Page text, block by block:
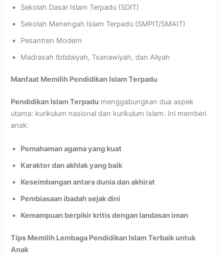
Sekolah Dasar Islam Terpadu (SDIT)
Sekolah Menengah Islam Terpadu (SMPIT/SMAIT)
Pesantren Modern
Madrasah Ibtidaiyah, Tsanawiyah, dan Aliyah
Manfaat Memilih Pendidikan Islam Terpadu
Pendidikan Islam Terpadu menggabungkan dua aspek
utama: kurikulum nasional dan kurikulum Islam. Ini memberi
anak:
Pemahaman agama yang kuat
Karakter dan akhlak yang baik
Keseimbangan antara dunia dan akhirat
Pembiasaan ibadah sejak dini
Kemampuan berpikir kritis dengan landasan iman
Tips Memilih Lembaga Pendidikan Islam Terbaik untuk
Anak